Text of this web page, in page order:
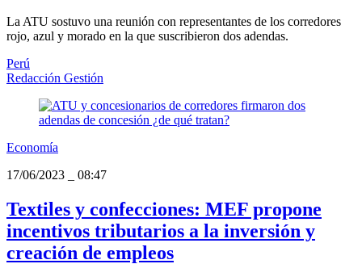
La ATU sostuvo una reunión con representantes de los corredores
rojo, azul y morado en la que suscribieron dos adendas.
Perú
Redacción Gestión
Economía
17/06/2023
08:47
Textiles y confecciones: MEF propone
incentivos tributarios a la inversión y
creación de empleos